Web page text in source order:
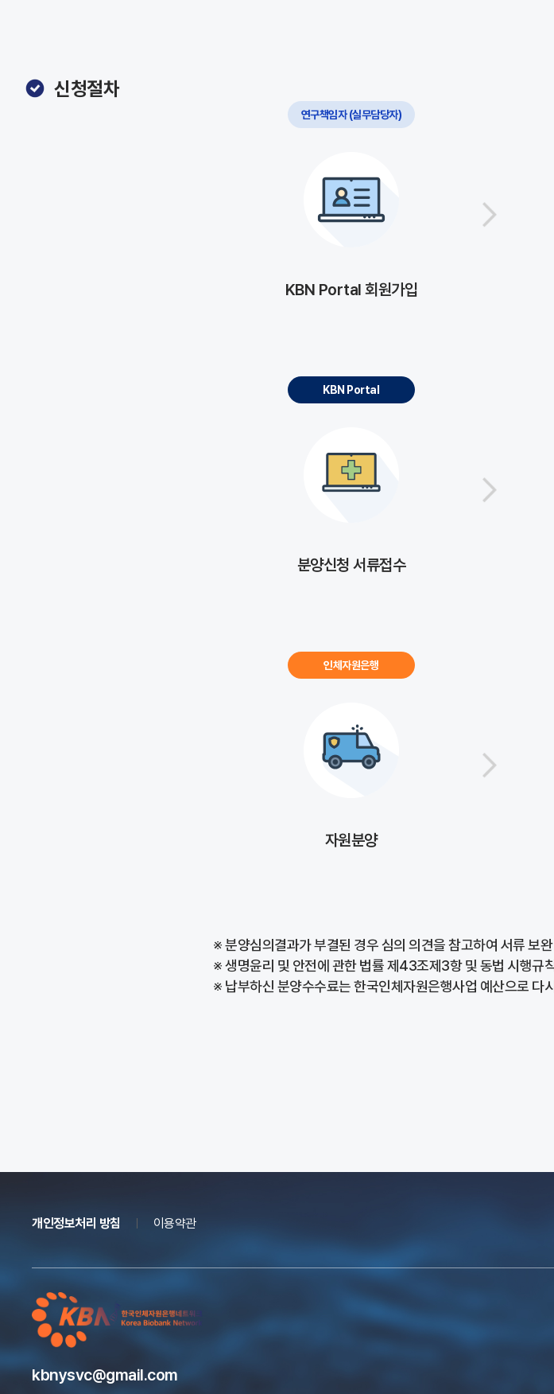
신청절차
연구책임자 (실무담당자)
KBN Portal 회원가입
KBN Portal
분양신청 서류접수
인체자원은행
자원분양
※ 분양심의결과가 부결된 경우 심의 의견을 참고하여 서류 보
※ 생명윤리 및 안전에 관한 법률 제43조제3항 및 동법 시행규
※ 납부하신 분양수수료는 한국인체자원은행사업 예산으로 다
개인정보처리 방침 이용약관
kbnysvc@gmail.com